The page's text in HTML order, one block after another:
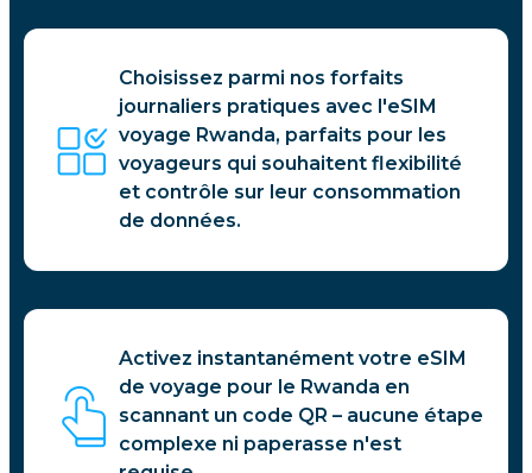
Choisissez parmi nos forfaits
journaliers pratiques avec l'eSIM
voyage Rwanda, parfaits pour les
voyageurs qui souhaitent flexibilité
et contrôle sur leur consommation
de données.
Activez instantanément votre eSIM
de voyage pour le Rwanda en
scannant un code QR – aucune étape
complexe ni paperasse n'est